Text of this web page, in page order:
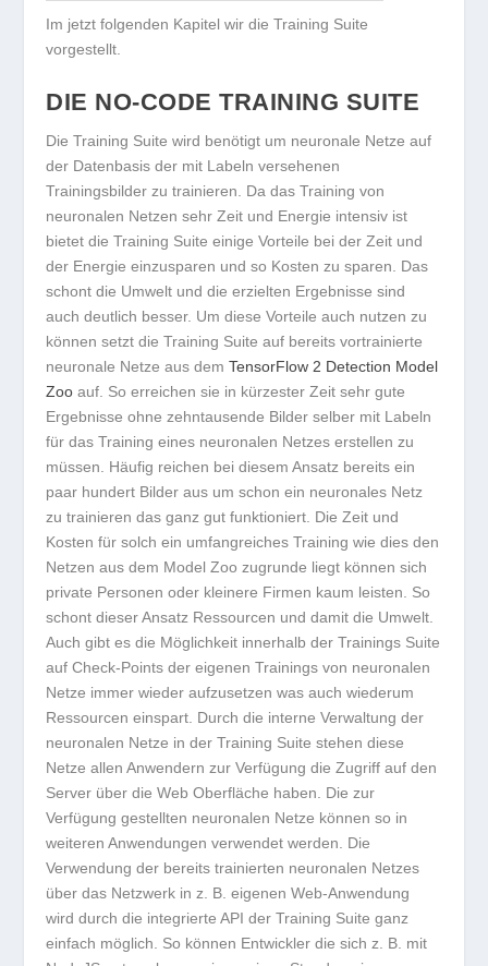
Im jetzt folgenden Kapitel wir die Training Suite
vorgestellt.
DIE NO-CODE TRAINING SUITE
Die Training Suite wird benötigt um neuronale Netze auf
der Datenbasis der mit Labeln versehenen
Trainingsbilder zu trainieren. Da das Training von
neuronalen Netzen sehr Zeit und Energie intensiv ist
bietet die Training Suite einige Vorteile bei der Zeit und
der Energie einzusparen und so Kosten zu sparen. Das
schont die Umwelt und die erzielten Ergebnisse sind
auch deutlich besser. Um diese Vorteile auch nutzen zu
können setzt die Training Suite auf bereits vortrainierte
neuronale Netze aus demTensorFlow 2 Detection Model
Zoo auf. So erreichen sie in kürzester Zeit sehr gute
Ergebnisse ohne zehntausende Bilder selber mit Labeln
für das Training eines neuronalen Netzes erstellen zu
müssen. Häufig reichen bei diesem Ansatz bereits ein
paar hundert Bilder aus um schon ein neuronales Netz
zu trainieren das ganz gut funktioniert. Die Zeit und
Kosten für solch ein umfangreiches Training wie dies den
Netzen aus dem Model Zoo zugrunde liegt können sich
private Personen oder kleinere Firmen kaum leisten. So
schont dieser Ansatz Ressourcen und damit die Umwelt.
Auch gibt es die Möglichkeit innerhalb der Trainings Suite
auf Check-Points der eigenen Trainings von neuronalen
Netze immer wieder aufzusetzen was auch wiederum
Ressourcen einspart. Durch die interne Verwaltung der
neuronalen Netze in der Training Suite stehen diese
Netze allen Anwendern zur Verfügung die Zugriff auf den
Server über die Web Oberfläche haben. Die zur
Verfügung gestellten neuronalen Netze können so in
weiteren Anwendungen verwendet werden. Die
Verwendung der bereits trainierten neuronalen Netzes
über das Netzwerk in z. B. eigenen Web-Anwendung
wird durch die integrierte API der Training Suite ganz
einfach möglich. So können Entwickler die sich z. B. mit